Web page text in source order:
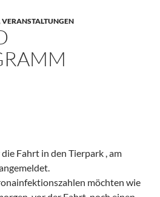
VERANSTALTUNGEN
Fahrt in den Tierpark , am
möchten wie